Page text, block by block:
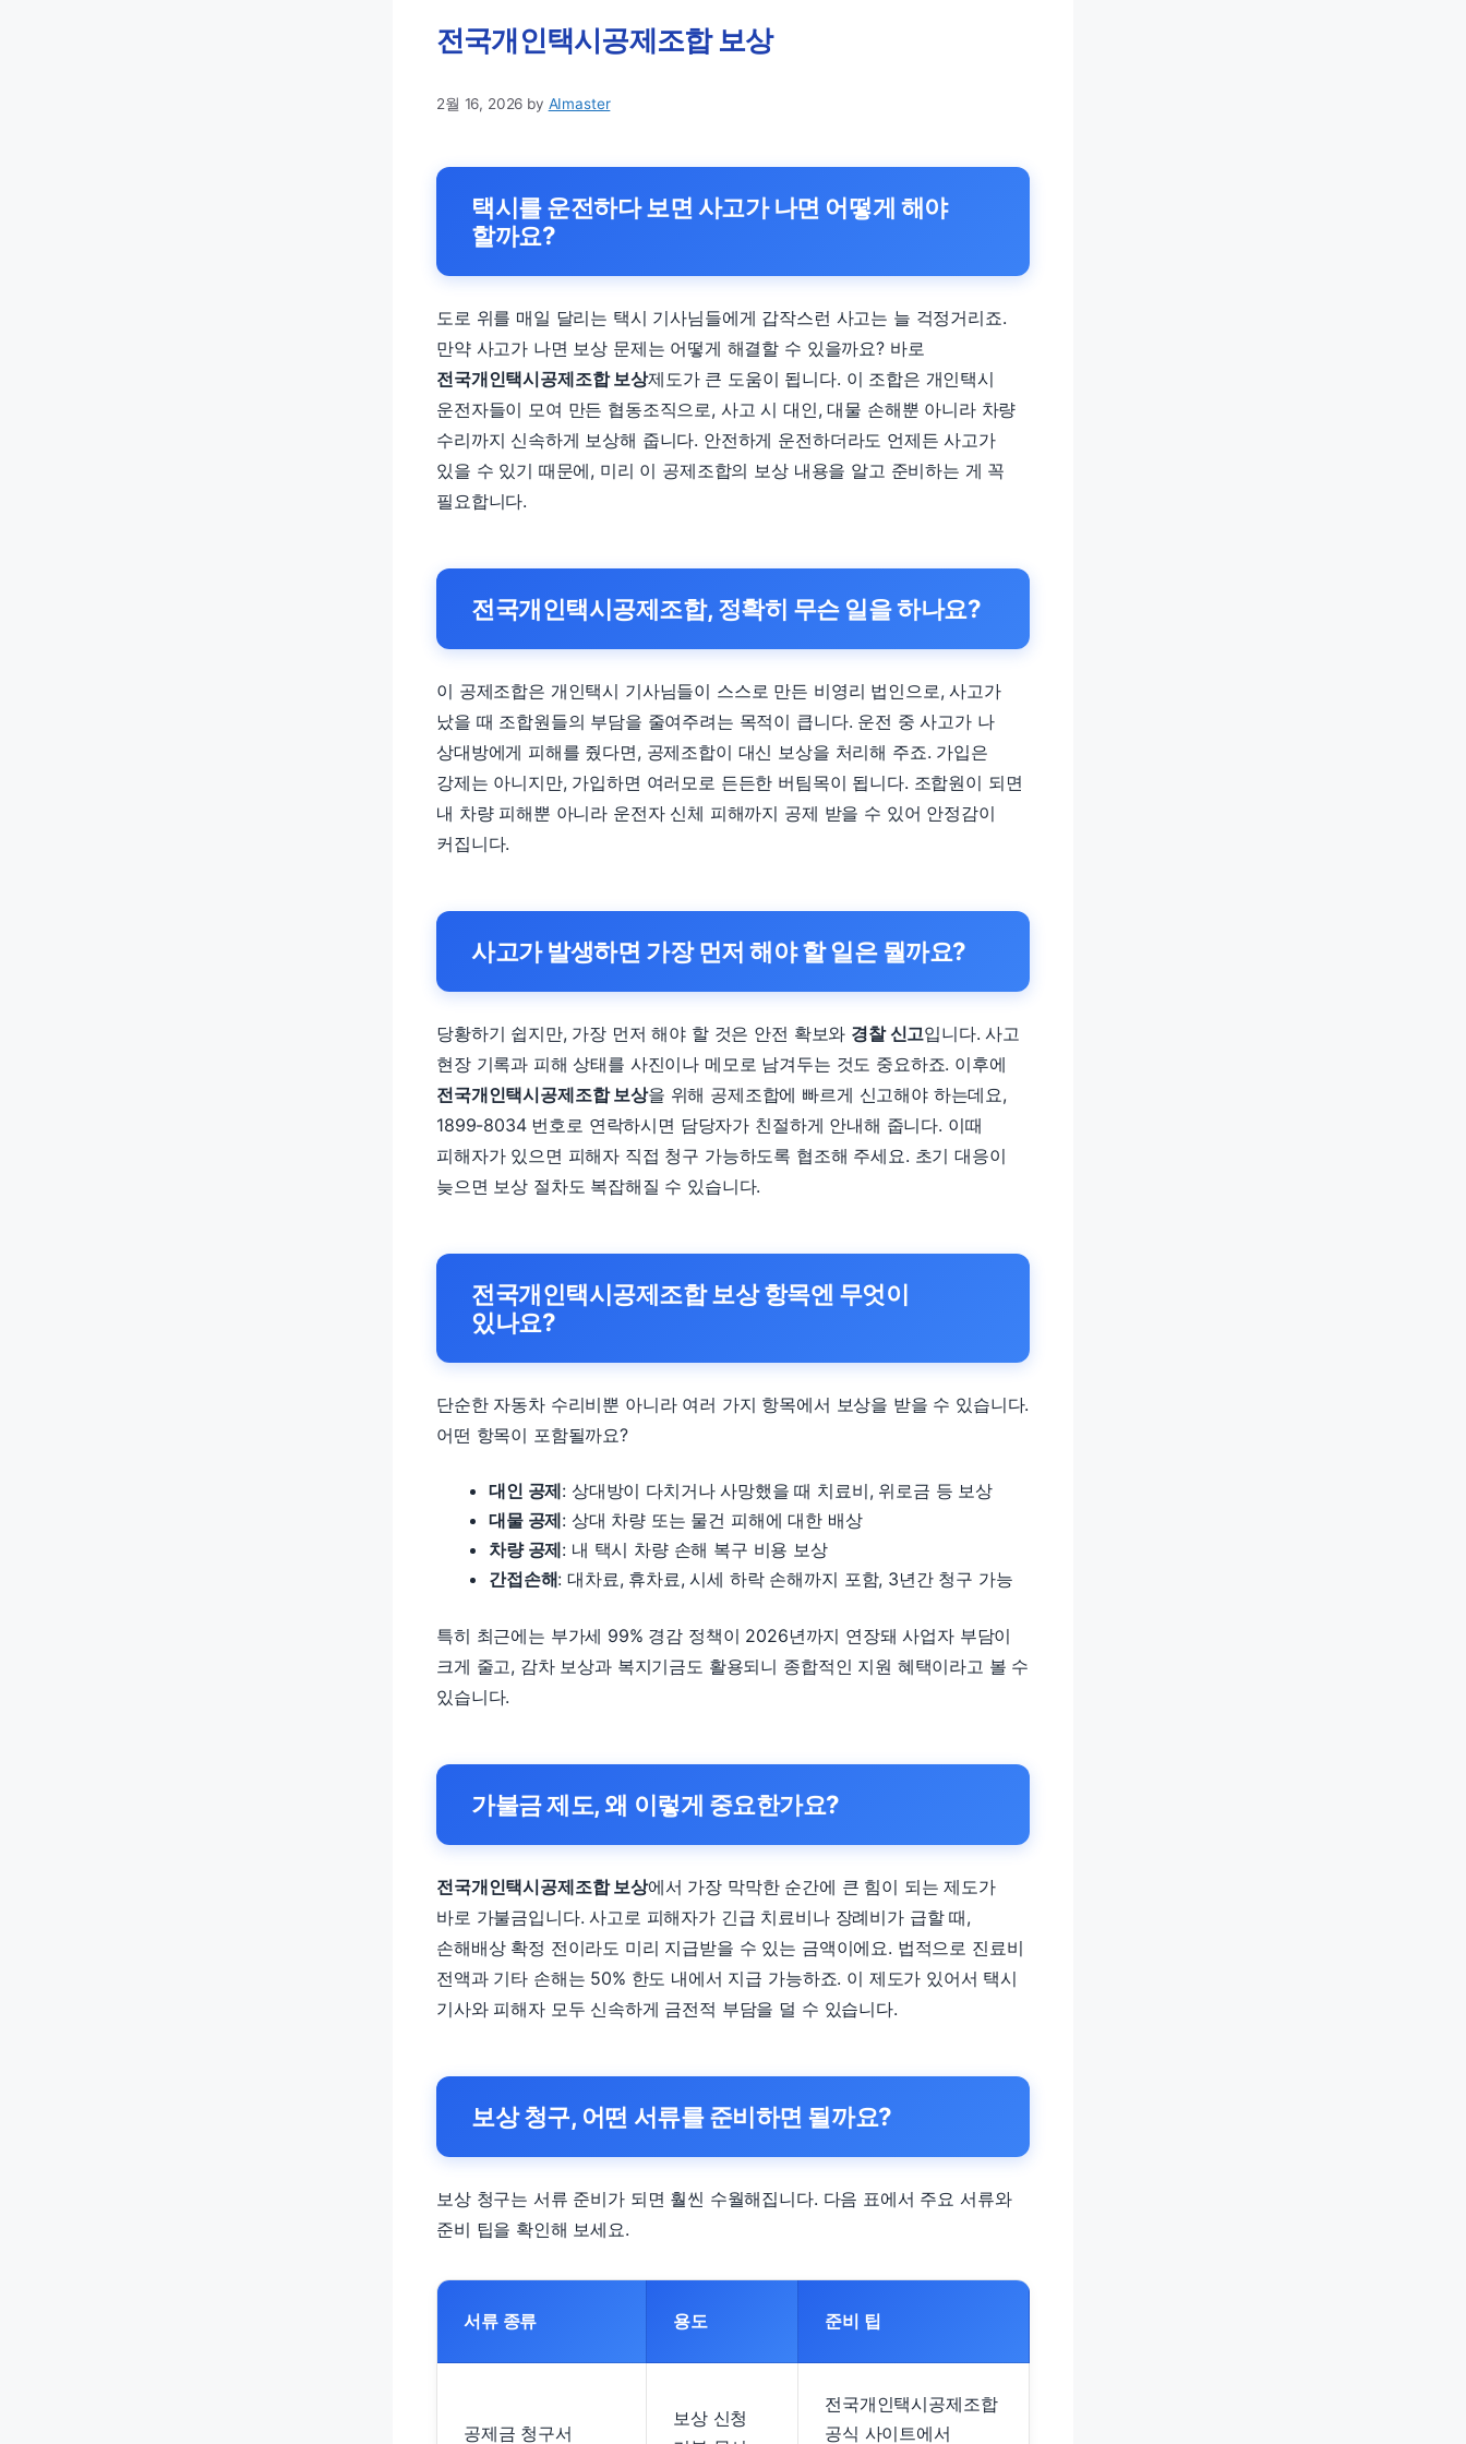
전국개인택시공제조합 보상
2월 16, 2026 by AImaster
택시를 운전하다 보면 사고가 나면 어떻게 해야
할까요?
도로 위를 매일 달리는 택시 기사님들에게 갑작스런 사고는 늘 걱정거리죠.
만약 사고가 나면 보상 문제는 어떻게 해결할 수 있을까요? 바로
전국개인택시공제조합 보상제도가 큰 도움이 됩니다. 이 조합은 개인택시
운전자들이 모여 만든 협동조직으로, 사고 시 대인, 대물 손해뿐 아니라 차량
수리까지 신속하게 보상해 줍니다. 안전하게 운전하더라도 언제든 사고가
있을 수 있기 때문에, 미리 이 공제조합의 보상 내용을 알고 준비하는 게 꼭
필요합니다.
전국개인택시공제조합, 정확히 무슨 일을 하나요?
이 공제조합은 개인택시 기사님들이 스스로 만든 비영리 법인으로, 사고가
났을 때 조합원들의 부담을 줄여주려는 목적이 큽니다. 운전 중 사고가 나
상대방에게 피해를 줬다면, 공제조합이 대신 보상을 처리해 주죠. 가입은
강제는 아니지만, 가입하면 여러모로 든든한 버팀목이 됩니다. 조합원이 되면
내 차량 피해뿐 아니라 운전자 신체 피해까지 공제 받을 수 있어 안정감이
커집니다.
사고가 발생하면 가장 먼저 해야 할 일은 뭘까요?
당황하기 쉽지만, 가장 먼저 해야 할 것은 안전 확보와 경찰 신고입니다. 사고
현장 기록과 피해 상태를 사진이나 메모로 남겨두는 것도 중요하죠. 이후에
전국개인택시공제조합 보상을 위해 공제조합에 빠르게 신고해야 하는데요,
1899-8034 번호로 연락하시면 담당자가 친절하게 안내해 줍니다. 이때
피해자가 있으면 피해자 직접 청구 가능하도록 협조해 주세요. 초기 대응이
늦으면 보상 절차도 복잡해질 수 있습니다.
전국개인택시공제조합 보상 항목엔 무엇이
있나요?
단순한 자동차 수리비뿐 아니라 여러 가지 항목에서 보상을 받을 수 있습니다.
어떤 항목이 포함될까요?
대인 공제: 상대방이 다치거나 사망했을 때 치료비, 위로금 등 보상
대물 공제: 상대 차량 또는 물건 피해에 대한 배상
차량 공제: 내 택시 차량 손해 복구 비용 보상
간접손해: 대차료, 휴차료, 시세 하락 손해까지 포함, 3년간 청구 가능
특히 최근에는 부가세 99% 경감 정책이 2026년까지 연장돼 사업자 부담이
크게 줄고, 감차 보상과 복지기금도 활용되니 종합적인 지원 혜택이라고 볼 수
있습니다.
가불금 제도, 왜 이렇게 중요한가요?
전국개인택시공제조합 보상에서 가장 막막한 순간에 큰 힘이 되는 제도가
바로 가불금입니다. 사고로 피해자가 긴급 치료비나 장례비가 급할 때,
손해배상 확정 전이라도 미리 지급받을 수 있는 금액이에요. 법적으로 진료비
전액과 기타 손해는 50% 한도 내에서 지급 가능하죠. 이 제도가 있어서 택시
기사와 피해자 모두 신속하게 금전적 부담을 덜 수 있습니다.
보상 청구, 어떤 서류를 준비하면 될까요?
보상 청구는 서류 준비가 되면 훨씬 수월해집니다. 다음 표에서 주요 서류와
준비 팁을 확인해 보세요.
서류 종류 용도 준비 팁
공제금 청구서
보상 신청
전국개인택시공제조합
공식 사이트에서